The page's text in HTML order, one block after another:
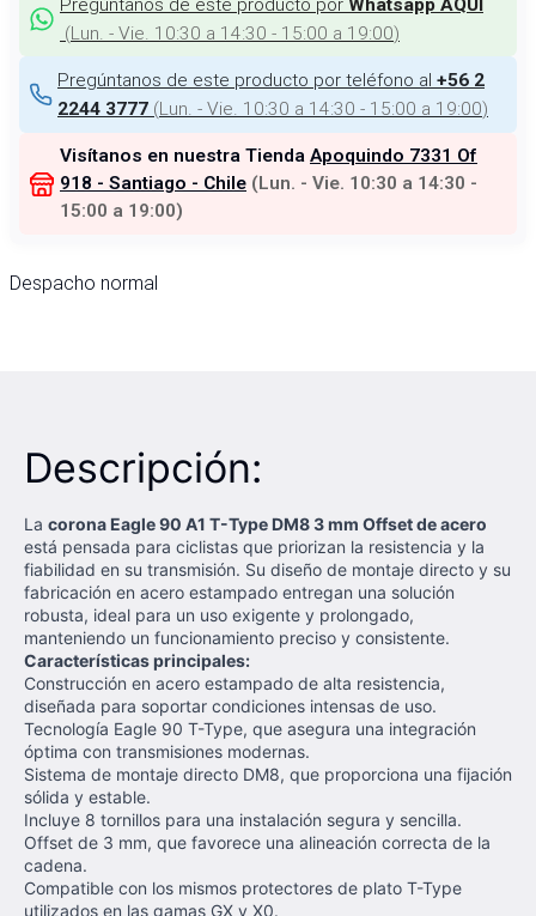
Whatsapp AQUÍ
(Lun. - Vie. 10:30 a 14:30 - 15:00 a 19:00)
Pregúntanos de este producto por teléfono al +56 2
2244 3777 (Lun. - Vie. 10:30 a 14:30 - 15:00 a 19:00)
Visítanos en nuestra Tienda Apoquindo 7331 Of
918 - Santiago - Chile (Lun. - Vie. 10:30 a 14:30 -
15:00 a 19:00)
Despacho normal
Descripción:
La corona Eagle 90 A1 T-Type DM8 3 mm Offset de acero
está pensada para ciclistas que priorizan la resistencia y la
fiabilidad en su transmisión. Su diseño de montaje directo y su
fabricación en acero estampado entregan una solución
robusta, ideal para un uso exigente y prolongado,
manteniendo un funcionamiento preciso y consistente.
Características principales:
Construcción en acero estampado de alta resistencia,
diseñada para soportar condiciones intensas de uso.
Tecnología Eagle 90 T-Type, que asegura una integración
óptima con transmisiones modernas.
Sistema de montaje directo DM8, que proporciona una fijación
sólida y estable.
Incluye 8 tornillos para una instalación segura y sencilla.
Offset de 3 mm, que favorece una alineación correcta de la
cadena.
Compatible con los mismos protectores de plato T-Type
utilizados en las gamas GX y X0.